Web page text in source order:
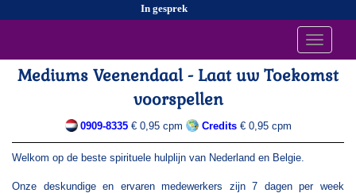
In gesprek
Toggle
Mediums Veenendaal - Laat uw Toekomst
voorspellen
0909-8335€ 0,95 cpm Credits€ 0,95 cpm
Welkom op de beste spirituele hulplijn van Nederland en Belgie.
Onze deskundige en ervaren medewerkers zijn 7 dagen per week